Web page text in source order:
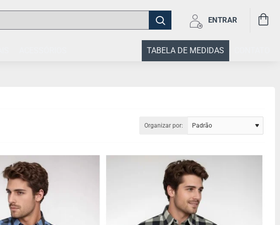
ENTRAR
TABELA DE MEDIDAS
Organizar por: